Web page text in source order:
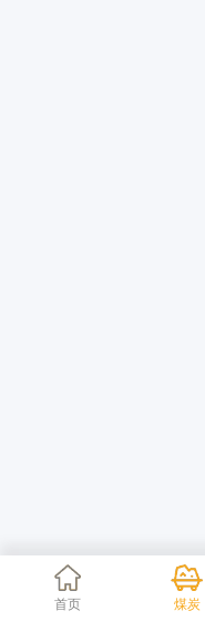
首页 煤炭